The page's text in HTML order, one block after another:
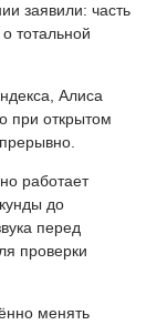
заявили: часть
тотальной
Алиса
при открытом
работает
до
перед
проверки
менять